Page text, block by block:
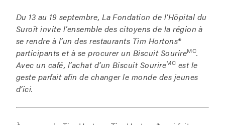
Du 13 au 19 septembre, La Fondation de l’Hôpital du
Suroît invite l’ensemble des citoyens de la région à
se rendre à l’un des restaurants Tim Hortons®
participants et à se procurer un Biscuit SourireMC.
Avec un café, l’achat d’un Biscuit SourireMC est le
geste parfait afin de changer le monde des jeunes
d’ici.